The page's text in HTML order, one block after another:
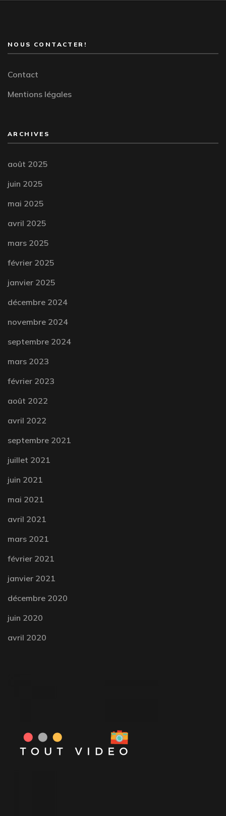
NOUS CONTACTER!
Contact
Mentions légales
ARCHIVES
août 2025
juin 2025
mai 2025
avril 2025
mars 2025
février 2025
janvier 2025
décembre 2024
novembre 2024
septembre 2024
mars 2023
février 2023
août 2022
avril 2022
septembre 2021
juillet 2021
juin 2021
mai 2021
avril 2021
mars 2021
février 2021
janvier 2021
décembre 2020
juin 2020
avril 2020